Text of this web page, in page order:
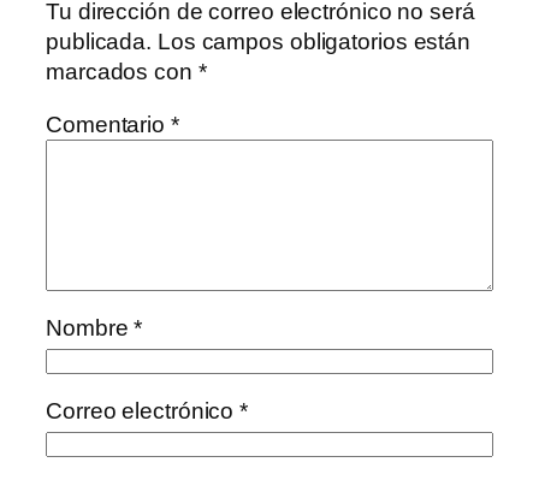
Tu dirección de correo electrónico no será
publicada. Los campos obligatorios están
marcados con *
Comentario *
Nombre*
Correo electrónico*